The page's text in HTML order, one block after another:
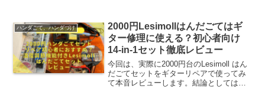
この記事では FX600／gootユーザー向け
に失敗しないハ...
ハンダごて、ハンダづけ
2000円Lesimollはんだごてはギ
ター修理に使える？初心者向け
14-in-1セット徹底レビュー
今回は、実際に2000円台のLesimoll はん
だごてセットをギターリペアで使ってみ
て本音レビューします。結論としては、